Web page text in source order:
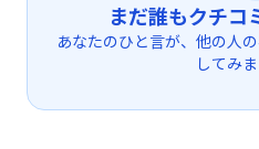
まだ誰もクチコ
あなたのひと言が、他の人
してみま